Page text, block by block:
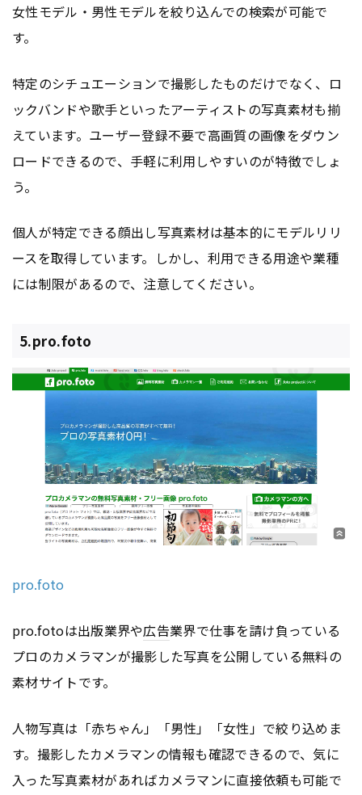
女性モデル・男性モデルを絞り込んでの検索が可能で
す。
特定のシチュエーションで撮影したものだけでなく、ロ
ックバンドや歌手といったアーティストの写真素材も揃
えています。ユーザー登録不要で高画質の画像をダウン
ロードできるので、手軽に利用しやすいのが特徴でしょ
う。
個人が特定できる顔出し写真素材は基本的にモデルリリ
ースを取得しています。しかし、利用できる用途や業種
には制限があるので、注意してください。
5.pro.foto
pro.foto
pro.fotoは出版業界や広告業界で仕事を請け負っている
プロのカメラマンが撮影した写真を公開している無料の
素材サイトです。
人物写真は「赤ちゃん」「男性」「女性」で絞り込めま
す。撮影したカメラマンの情報も確認できるので、気に
入った写真素材があればカメラマンに直接依頼も可能で